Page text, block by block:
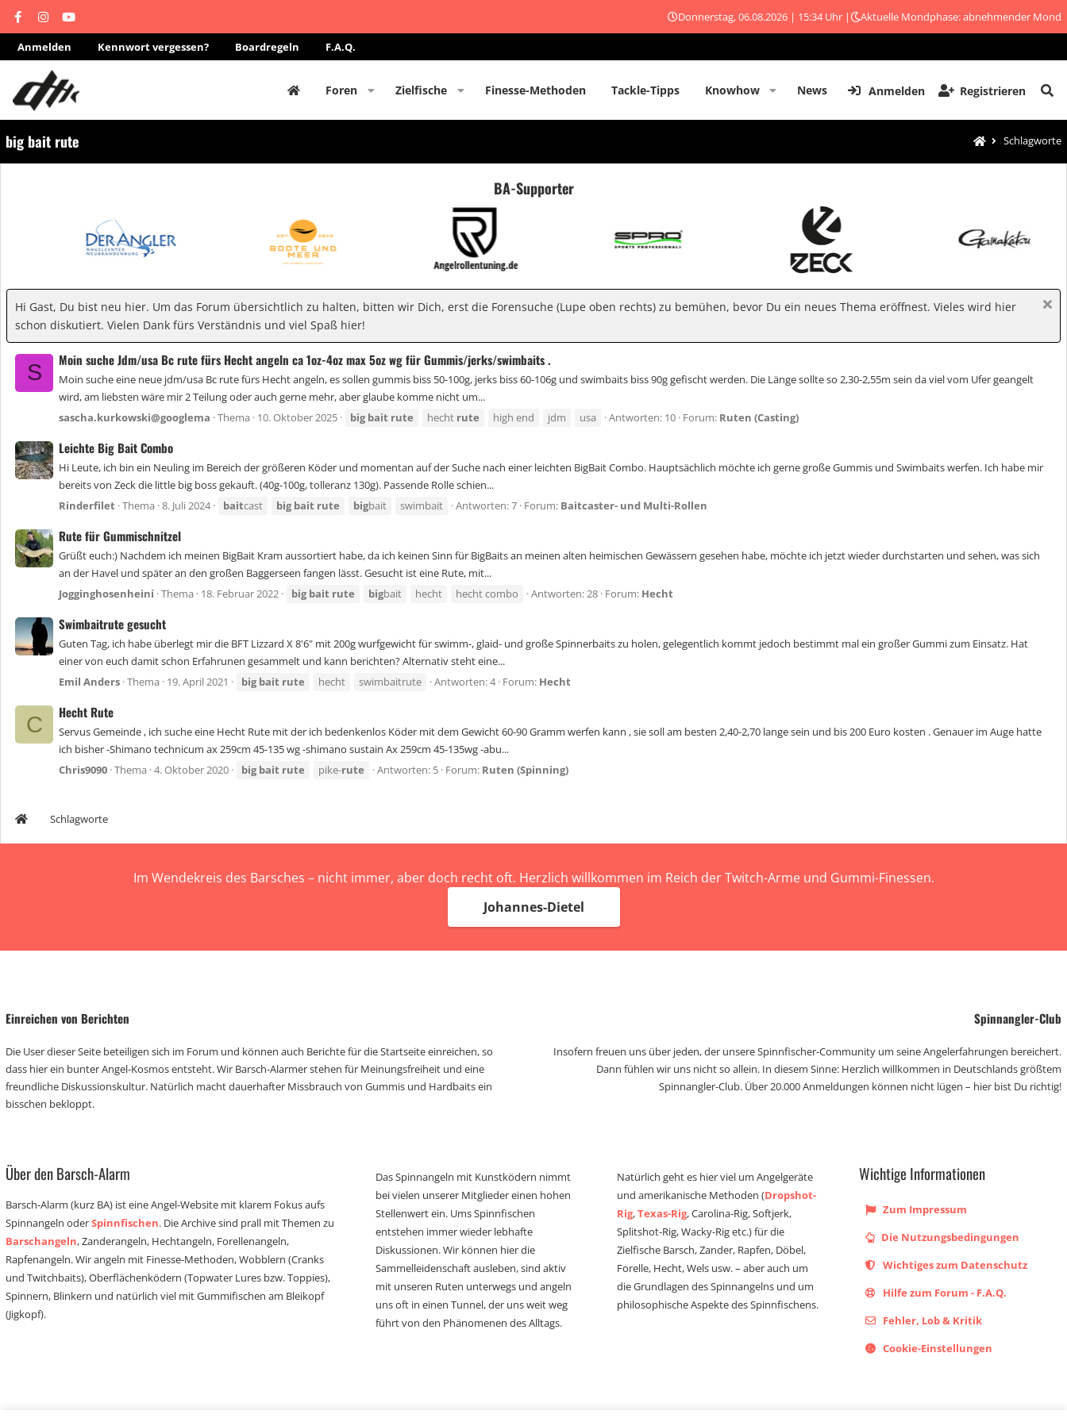
Donnerstag, 06.08.2026 | 15:34 Uhr | Aktuelle Mondphase: abnehmender Mond
Anmelden Kennwort vergessen? Boardregeln F.A.Q.
Foren Zielfische Finesse-Methoden Tackle-Tipps Knowhow News Anmelden Registrieren
big bait rute Schlagworte
BA-Supporter
Hi Gast, Du bist neu hier. Um das Forum übersichtlich zu halten, bitten wir Dich, erst die Forensuche (Lupe oben rechts) zu bemühen, bevor Du ein neues Thema eröffnest. Vieles wird hier
schon diskutiert. Vielen Dank fürs Verständnis und viel Spaß hier!
S
Moin suche Jdm/usa Bc rute fürs Hecht angeln ca 1oz-4oz max 5oz wg für Gummis/jerks/swimbaits .
Moin suche eine neue jdm/usa Bc rute fürs Hecht angeln, es sollen gummis biss 50-100g, jerks biss 60-106g und swimbaits biss 90g gefischt werden. Die Länge sollte so 2,30-2,55m sein da viel vom Ufer geangelt
wird, am liebsten wäre mir 2 Teilung oder auch gerne mehr, aber glaube komme nicht um...
sascha.kurkowski@googlema Thema 10. Oktober 2025 big bait rute hecht rute high end jdm usa Antworten: 10 Forum: Ruten (Casting)
Leichte Big Bait Combo
Hi Leute, ich bin ein Neuling im Bereich der größeren Köder und momentan auf der Suche nach einer leichten BigBait Combo. Hauptsächlich möchte ich gerne große Gummis und Swimbaits werfen. Ich habe mir
bereits von Zeck die little big boss gekauft. (40g-100g, tolleranz 130g). Passende Rolle schien...
Rinderfilet Thema 8. Juli 2024 baitcast big bait rute bigbait swimbait Antworten: 7 Forum: Baitcaster- und Multi-Rollen
Rute für Gummischnitzel
Grüßt euch:) Nachdem ich meinen BigBait Kram aussortiert habe, da ich keinen Sinn für BigBaits an meinen alten heimischen Gewässern gesehen habe, möchte ich jetzt wieder durchstarten und sehen, was sich
an der Havel und später an den großen Baggerseen fangen lässt. Gesucht ist eine Rute, mit...
Jogginghosenheini Thema 18. Februar 2022 big bait rute bigbait hecht hecht combo Antworten: 28 Forum: Hecht
Swimbaitrute gesucht
Guten Tag, ich habe überlegt mir die BFT Lizzard X 8'6" mit 200g wurfgewicht für swimm-, glaid- und große Spinnerbaits zu holen, gelegentlich kommt jedoch bestimmt mal ein großer Gummi zum Einsatz. Hat
einer von euch damit schon Erfahrunen gesammelt und kann berichten? Alternativ steht eine...
Emil Anders Thema 19. April 2021 big bait rute hecht swimbaitrute Antworten: 4 Forum: Hecht
C
Hecht Rute
Servus Gemeinde , ich suche eine Hecht Rute mit der ich bedenkenlos Köder mit dem Gewicht 60-90 Gramm werfen kann , sie soll am besten 2,40-2,70 lange sein und bis 200 Euro kosten . Genauer im Auge hatte
ich bisher -Shimano technicum ax 259cm 45-135 wg -shimano sustain Ax 259cm 45-135wg -abu...
Chris9090 Thema 4. Oktober 2020 big bait rute pike-rute Antworten: 5 Forum: Ruten (Spinning)
Schlagworte
Im Wendekreis des Barsches – nicht immer, aber doch recht oft. Herzlich willkommen im Reich der Twitch-Arme und Gummi-Finessen.
Johannes-Dietel
Einreichen von Berichten
Die User dieser Seite beteiligen sich im Forum und können auch Berichte für die Startseite einreichen, so
dass hier ein bunter Angel-Kosmos entsteht. Wir Barsch-Alarmer stehen für Meinungsfreiheit und eine
freundliche Diskussionskultur. Natürlich macht dauerhafter Missbrauch von Gummis und Hardbaits ein
bisschen bekloppt.
Spinnangler-Club
Insofern freuen uns über jeden, der unsere Spinnfischer-Community um seine Angelerfahrungen bereichert.
Dann fühlen wir uns nicht so allein. In diesem Sinne: Herzlich willkommen in Deutschlands größtem
Spinnangler-Club. Über 20.000 Anmeldungen können nicht lügen – hier bist Du richtig!
Über den Barsch-Alarm
Barsch-Alarm (kurz BA) ist eine Angel-Website mit klarem Fokus aufs
Spinnangeln oderSpinnfischen. Die Archive sind prall mit Themen zu
Barschangeln, Zanderangeln, Hechtangeln, Forellenangeln,
Rapfenangeln. Wir angeln mit Finesse-Methoden, Wobblern (Cranks
und Twitchbaits), Oberflächenködern (Topwater Lures bzw. Toppies),
Spinnern, Blinkern und natürlich viel mit Gummifischen am Bleikopf
(Jigkopf).
Das Spinnangeln mit Kunstködern nimmt
bei vielen unserer Mitglieder einen hohen
Stellenwert ein. Ums Spinnfischen
entstehen immer wieder lebhafte
Diskussionen. Wir können hier die
Sammelleidenschaft ausleben, sind aktiv
mit unseren Ruten unterwegs und angeln
uns oft in einen Tunnel, der uns weit weg
führt von den Phänomenen des Alltags.
Natürlich geht es hier viel um Angelgeräte
und amerikanische Methoden (Dropshot-
Rig,Texas-Rig, Carolina-Rig, Softjerk,
Splitshot-Rig, Wacky-Rig etc.) für die
Zielfische Barsch, Zander, Rapfen, Döbel,
Forelle, Hecht, Wels usw. – aber auch um
die Grundlagen des Spinnangelns und um
philosophische Aspekte des Spinnfischens.
Wichtige Informationen
Zum Impressum
Die Nutzungsbedingungen
Wichtiges zum Datenschutz
Hilfe zum Forum - F.A.Q.
Fehler, Lob & Kritik
Cookie-Einstellungen